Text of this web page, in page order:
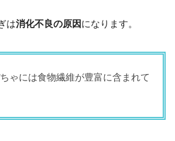
は消化不良の原因 になります。
ゃには食物繊維が豊富に含まれて